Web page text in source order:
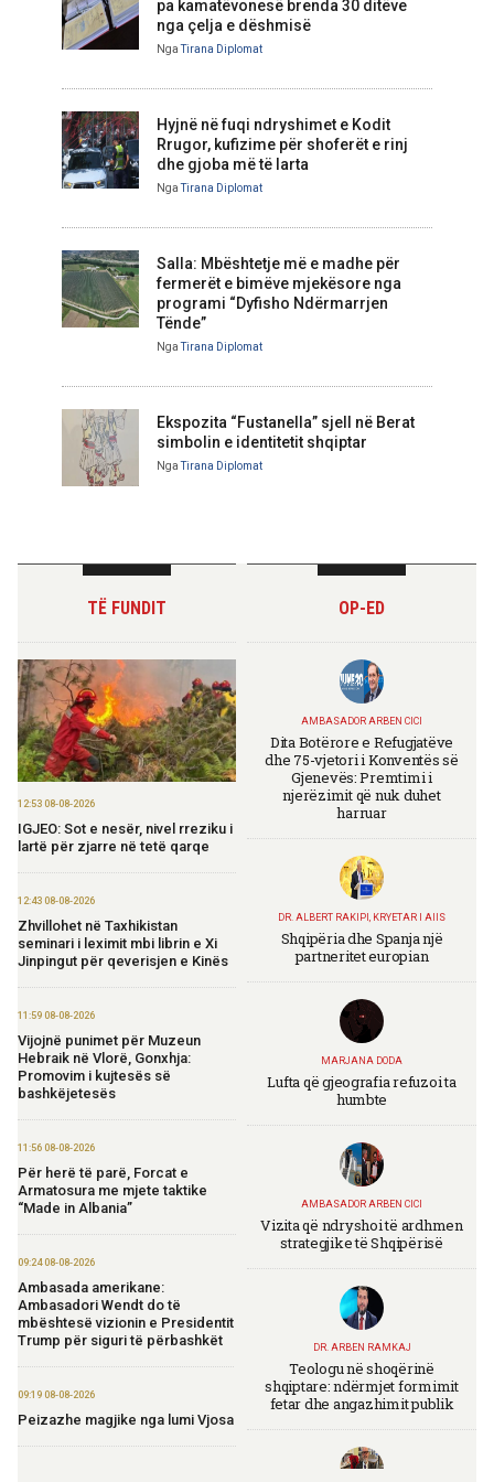
pa kamatëvonesë brenda 30 ditëve
nga çelja e dëshmisë
NgaTirana Diplomat
Hyjnë në fuqi ndryshimet e Kodit
Rrugor, kufizime për shoferët e rinj
dhe gjoba më të larta
NgaTirana Diplomat
Salla: Mbështetje më e madhe për
fermerët e bimëve mjekësore nga
programi “Dyfisho Ndërmarrjen
Tënde”
NgaTirana Diplomat
Ekspozita “Fustanella” sjell në Berat
simbolin e identitetit shqiptar
NgaTirana Diplomat
TË FUNDIT
12:53 08-08-2026
IGJEO: Sot e nesër, nivel rreziku i
lartë për zjarre në tetë qarqe
12:43 08-08-2026
Zhvillohet në Taxhikistan
seminari i leximit mbi librin e Xi
Jinpingut për qeverisjen e Kinës
11:59 08-08-2026
Vijojnë punimet për Muzeun
Hebraik në Vlorë, Gonxhja:
Promovim i kujtesës së
bashkëjetesës
11:56 08-08-2026
Për herë të parë, Forcat e
Armatosura me mjete taktike
“Made in Albania”
09:24 08-08-2026
Ambasada amerikane:
Ambasadori Wendt do të
mbështesë vizionin e Presidentit
Trump për siguri të përbashkët
09:19 08-08-2026
Peizazhe magjike nga lumi Vjosa
OP-ED
AMBASADOR ARBEN CICI
Dita Botërore e Refugjatëve
dhe 75-vjetori i Konventës së
Gjenevës: Premtimi i
njerëzimit që nuk duhet
harruar
DR. ALBERT RAKIPI, KRYETAR I AIIS
Shqipëria dhe Spanja një
partneritet europian
MARJANA DODA
Lufta që gjeografia refuzoi ta
humbte
AMBASADOR ARBEN CICI
Vizita që ndryshoi të ardhmen
strategjike të Shqipërisë
DR. ARBEN RAMKAJ
Teologu në shoqërinë
shqiptare: ndërmjet formimit
fetar dhe angazhimit publik